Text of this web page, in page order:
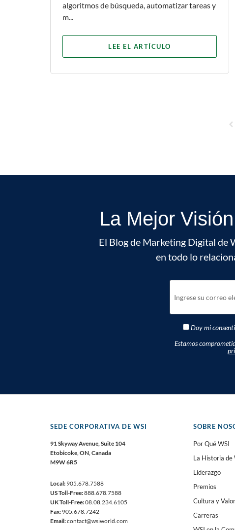
algoritmos de búsqueda, automatizar tareas y
m...
LEE EL ARTÍCULO
La Mejor
El Blog de Marketing Digital de
en todo lo
Doy mi
Estamos
SEDE CORPORATIVA DE WSI
91 Skyway Avenue, Suite 104
Etobicoke, ON, Canada
M9W 6R5
Local: 905.678.7588
US Toll-Free:888.678.7588
UK Toll-Free:08.08.234.6105
Fax: 905.678.7242
Email:contact@wsiworld.com
SOBRE
Por Qué WSI
La Historia de
Liderazgo
Premios
Cultura y
Carreras